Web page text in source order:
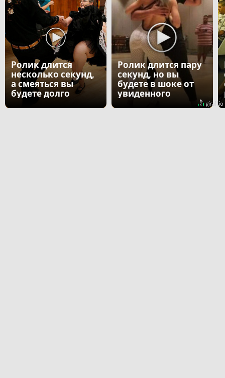
Ролик длится
несколько секунд,
а смеяться вы
будете долго
Ролик длится пару
секунд, но вы
будете в шоке от
увиденного